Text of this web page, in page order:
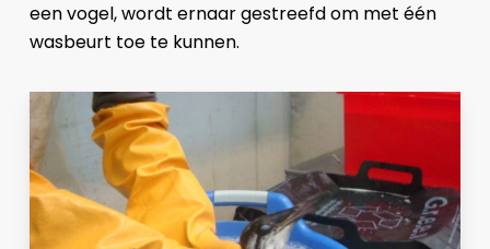
een vogel, wordt ernaar gestreefd om met één
wasbeurt toe te kunnen.